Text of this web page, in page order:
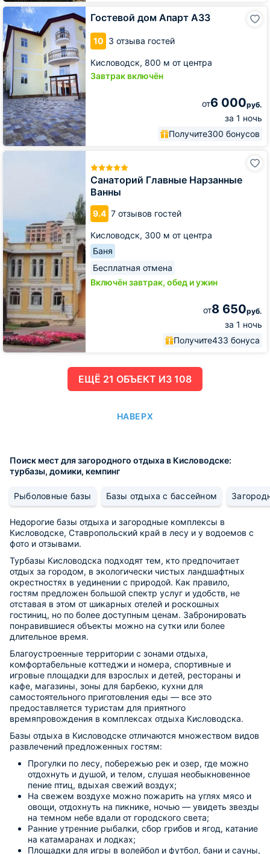
Гостевой дом Апарт А33
10 3 отзыва гостей
Кисловодск, 800 м от центра
Завтрак включён
от6 000руб.
за 1 ночь
Получите300 бонусов
Гостевой
дом
Апарт
А33
Санаторий Главные Нарзанные
Ванны
9.4 7 отзывов гостей
Кисловодск, 300 м от центра
Баня
Бесплатная отмена
Включён завтрак, обед и ужин
от8 650руб.
за 1 ночь
Получите433 бонуса
Санаторий
ЕЩË 21 ОБЪЕКТ ИЗ 108
НАВЕРХ
Поиск мест для загородного отдыха в Кисловодске:
турбазы, домики, кемпинг
Рыболовные базы Базы отдыха с бассейном
Недорогие базы отдыха и загородные комплексы в
Кисловодске, Ставропольский край в лесу и у водоемов с
фото и отзывами.
Турбазы Кисловодска подходят тем, кто предпочитает
отдых за городом, в экологически чистых ландшафтных
окрестностях в уединении с природой. Как правило,
гостям предложен большой спектр услуг и удобств, не
отставая в этом от шикарных отелей и роскошных
гостиниц, но по более доступным ценам. Забронировать
понравившиеся объекты можно на сутки или более
длительное время.
Благоустроенные территории с зонами отдыха,
комфортабельные коттеджи и номера, спортивные и
игровые площадки для взрослых и детей, рестораны и
кафе, магазины, зоны для барбекю, кухни для
самостоятельного приготовления еды — все это
предоставляется туристам для приятного
времяпровождения в комплексах отдыха Кисловодска.
Базы отдыха в Кисловодске отличаются множеством видов
развлечений предложенных гостям:
Прогулки по лесу, побережью рек и озер, где можно
отдохнуть и душой, и телом, слушая необыкновенное
пение птиц, вдыхая свежий воздух;
На свежем воздухе можно пожарить на углях мясо и
овощи, отдохнуть на пикнике, ночью — увидеть звезды
на темном небе вдали от городского света;
Ранние утренние рыбалки, сбор грибов и ягод, катание
на катамаранах и лодках;
Площадки для игры в волейбол и футбол, бани и сауны,